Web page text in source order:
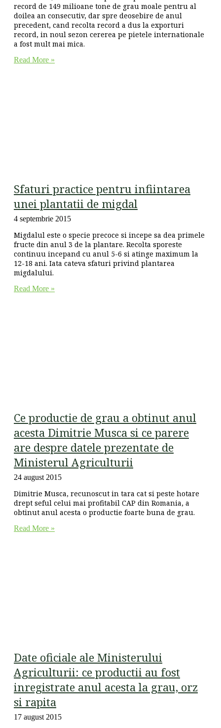
record de 149 milioane tone de grau moale pentru al
doilea an consecutiv, dar spre deosebire de anul
precedent, cand recolta record a dus la exporturi
record, in noul sezon cererea pe pietele internationale
a fost mult mai mica.
Read More »
Sfaturi practice pentru infiintarea
unei plantatii de migdal
4 septembrie 2015
Migdalul este o specie precoce si incepe sa dea primele
fructe din anul 3 de la plantare. Recolta sporeste
continuu incepand cu anul 5-6 si atinge maximum la
12-18 ani. Iata cateva sfaturi privind plantarea
migdalului.
Read More »
Ce productie de grau a obtinut anul
acesta Dimitrie Musca si ce parere
are despre datele prezentate de
Ministerul Agriculturii
24 august 2015
Dimitrie Musca, recunoscut in tara cat si peste hotare
drept seful celui mai profitabil CAP din Romania, a
obtinut anul acesta o productie foarte buna de grau.
Read More »
Date oficiale ale Ministerului
Agriculturii: ce productii au fost
inregistrate anul acesta la grau, orz
si rapita
17 august 2015